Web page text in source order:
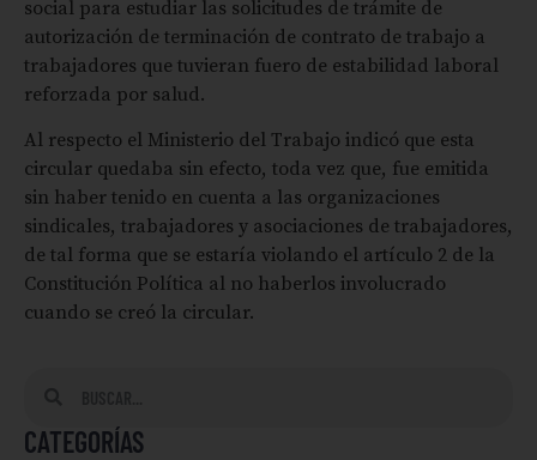
social para estudiar las solicitudes de trámite de
autorización de terminación de contrato de trabajo a
trabajadores que tuvieran fuero de estabilidad laboral
reforzada por salud.
Al respecto el Ministerio del Trabajo indicó que esta
circular quedaba sin efecto, toda vez que, fue emitida
sin haber tenido en cuenta a las organizaciones
sindicales, trabajadores y asociaciones de trabajadores,
de tal forma que se estaría violando el artículo 2 de la
Constitución Política al no haberlos involucrado
cuando se creó la circular.
CATEGORÍAS